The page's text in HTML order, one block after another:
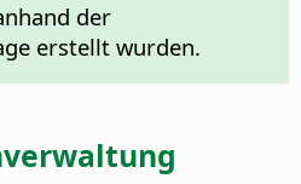
der
erstellt wurden.